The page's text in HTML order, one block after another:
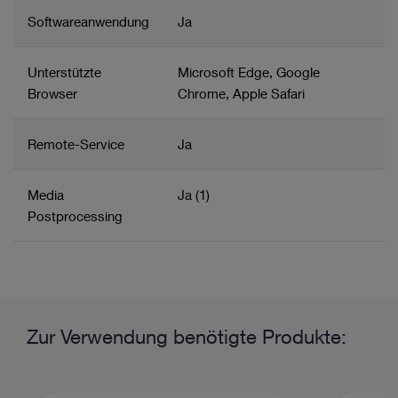
- HL7-Status- und Report-Schnittstelle (ORU; Hardware
Softwareanwendung Ja
Unterstützte
Browser
Microsoft Edge, Google
Chrome, Apple Safari
Remote-Service Ja
Media
Postprocessing
Ja (1)
Zur Verwendung benötigte Produkte: